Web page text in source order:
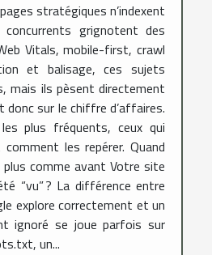
stratégiques n’indexent
grignotent des
Vitals, mobile-first, crawl
et balisage, ces sujets
mais ils pèsent directement
donc sur le chiffre d’affaires.
plus fréquents, ceux qui
les repérer. Quand
plus comme avant Votre site
“vu” ? La différence entre
explore correctement et un
ignoré se joue parfois sur
un...